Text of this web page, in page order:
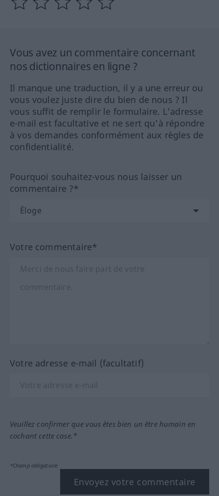
Vous avez un commentaire concernant
nos dictionnaires en ligne ?
Il manque une traduction, il y a une erreur ou
vous voulez juste dire du bien de nous ? Il
vous suffit de remplir le formulaire. L'adresse
e-mail est facultative et ne sert qu'à répondre
à vos demandes conformément aux règles de
confidentialité.
Pourquoi souhaitez-vous nous laisser un
commentaire ?*
Votre commentaire*
Votre adresse e-mail (facultatif)
Veuillez confirmer que vous êtes bien un être humain en
cochant cette case.*
*Champ obligatoire
Envoyez votre commentaire